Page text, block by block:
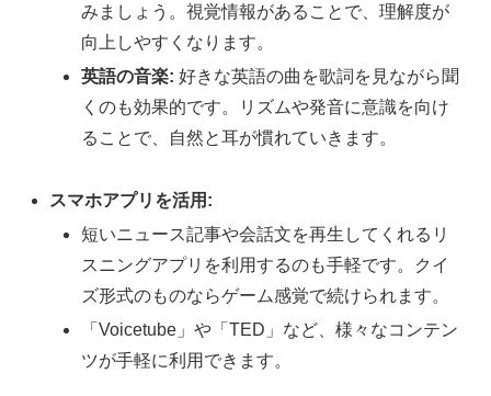
みましょう。視覚情報があることで、理解度が
向上しやすくなります。
英語の音楽: 好きな英語の曲を歌詞を見ながら聞
くのも効果的です。リズムや発音に意識を向け
ることで、自然と耳が慣れていきます。
スマホアプリを活用:
短いニュース記事や会話文を再生してくれるリ
スニングアプリを利用するのも手軽です。クイ
ズ形式のものならゲーム感覚で続けられます。
「Voicetube」や「TED」など、様々なコンテン
ツが手軽に利用できます。